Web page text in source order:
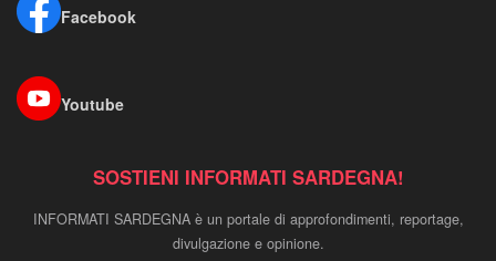
Facebook
Youtube
SOSTIENI INFORMATI SARDEGNA!
INFORMATI SARDEGNA è un portale di approfondimenti, reportage,
divulgazione e opinione.